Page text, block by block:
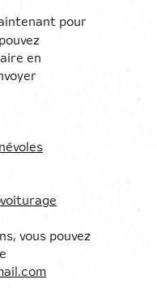
pour
en
vous pouvez